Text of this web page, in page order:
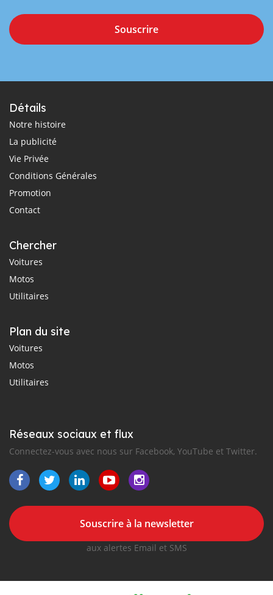
Souscrire
Détails
Notre histoire
La publicité
Vie Privée
Conditions Générales
Promotion
Contact
Chercher
Voitures
Motos
Utilitaires
Plan du site
Voitures
Motos
Utilitaires
Réseaux sociaux et flux
Connectez-vous avec nous sur Facebook, YouTube et Twitter.
Souscrire à la newsletter
aux alertes Email et SMS